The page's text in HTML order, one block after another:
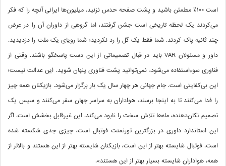
است ۱۰۰٪ مطمئن باشید و پشت صفحه حدس نزنید. میلیون‌ها ایرانی آنچه را که فکر
می‌کردند یک لحظه تاریخی است جشن گرفتند، اما گروهی از داوران آن را در عرض
چند ثانیه پاک کردند. شما فقط یک گل را رد نکردید؛ شما رویای یک ملت را دزدیدید.
داور و مسئولان VAR باید در قبال تصمیماتی از این دست پاسخگو باشند. وقتی از
فناوری سوءاستفاده می‌شود، نمی‌توانید پشت فناوری پنهان شوید. این عدالت نیست؛
این بی‌کفایتی است. جام جهانی هر چهار سال یک بار برگزار می‌شود. بازیکنان همه چیز
را فدا می‌کنند تا به اینجا برسند، هواداران به سراسر جهان سفر می‌کنند و سپس یک
تصمیم تکان‌دهنده، ماه‌ها تلاش سخت را نابود می‌کند. این غیرقابل بخشش است. اگر
این استاندارد داوری در بزرگترین تورنمنت فوتبال است، چیزی جدی شکسته شده
است. فوتبال شایسته بهتر از این است، بازیکنان شایسته بهتر از این هستند و بالاتر از
همه، هواداران شایسته بسیار بهتر از این هستند».